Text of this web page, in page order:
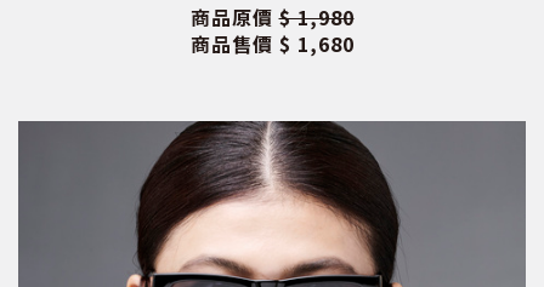
商品原價 $ 1,980
商品售價 $ 1,680